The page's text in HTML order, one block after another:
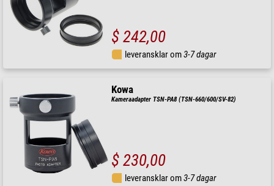
$ 242,00
leveransklar om3-7 dagar
Kowa
Kameraadapter TSN-PA8 (TSN-660/600/SV-82)
$ 230,00
leveransklar om3-7 dagar